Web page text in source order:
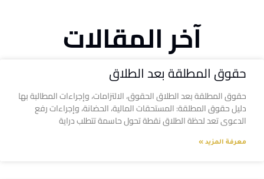
آخر المقالات
حقوق المطلقة بعد الطلاق
حقوق المطلقة بعد الطلاق الحقوق، الالتزامات، وإجراءات المطالبة بها
دليل حقوق المطلقة: المستحقات المالية، الحضانة، وإجراءات رفع
الدعوى تعد لحظة الطلاق نقطة تحول حاسمة تتطلب دراية
معرفة المزيد »